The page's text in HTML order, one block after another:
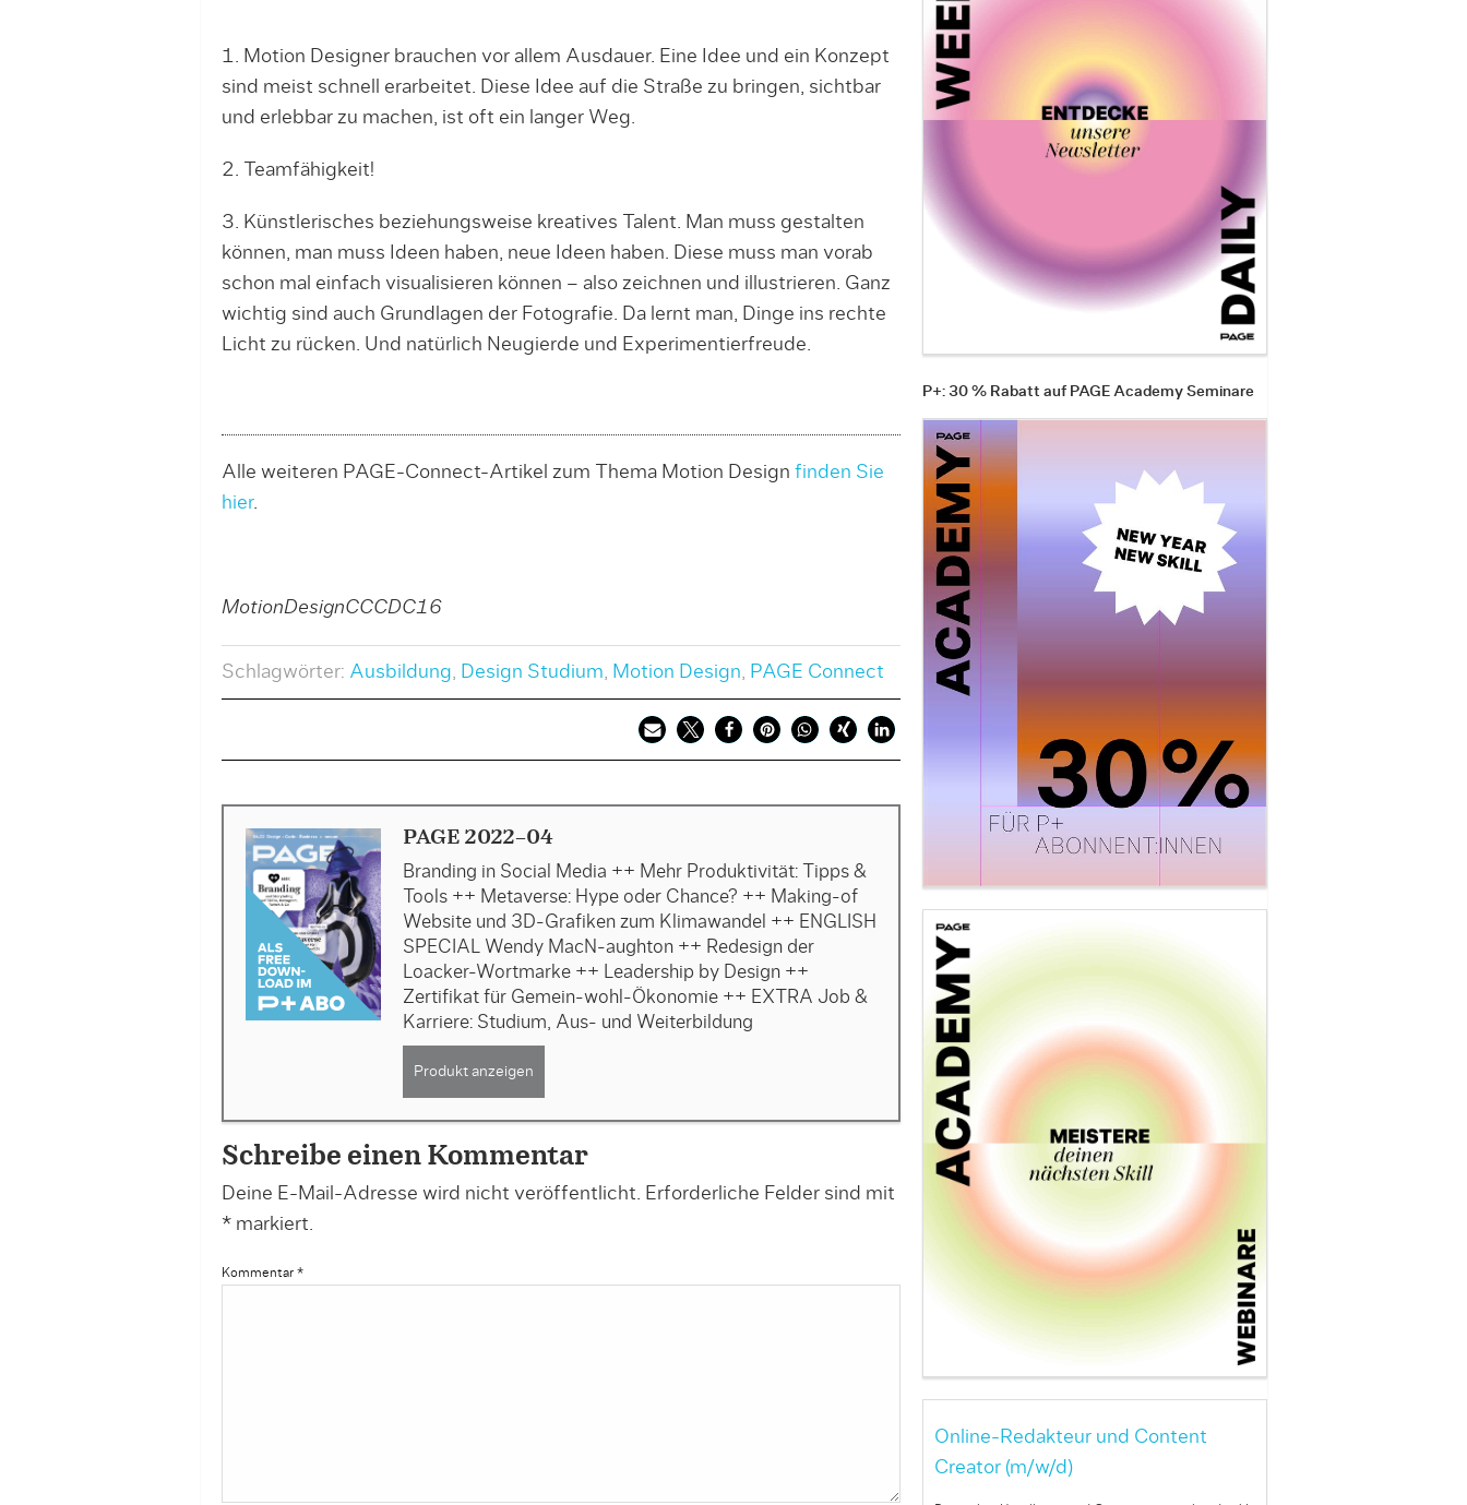
1. Motion Designer brauchen vor allem Ausdauer. Eine Idee und ein Konzept
sind meist schnell erarbeitet. Diese Idee auf die Straße zu bringen, sichtbar
und erlebbar zu machen, ist oft ein langer Weg.
2. Teamfähigkeit!
3. Künstlerisches beziehungsweise kreatives Talent. Man muss gestalten
können, man muss Ideen haben, neue Ideen haben. Diese muss man vorab
schon mal einfach visualisieren können – also zeichnen und illustrieren. Ganz
wichtig sind auch Grundlagen der Fotografie. Da lernt man, Dinge ins rechte
Licht zu rücken. Und natürlich Neugierde und Experimentierfreude.
Alle weiteren PAGE-Connect-Artikel zum Thema Motion Design finden Sie
hier.
MotionDesignCCCDC16
Schlagwörter: Ausbildung, Design Studium, Motion Design, PAGE Connect
PAGE 2022-04
Branding in Social Media ++ Mehr Produktivität: Tipps &
Tools ++ Metaverse: Hype oder Chance? ++ Making-of
Website und 3D-Grafiken zum Klimawandel ++ ENGLISH
SPECIAL Wendy MacN-aughton ++ Redesign der
Loacker-Wortmarke ++ Leadership by Design ++
Zertifikat für Gemein-wohl-Ökonomie ++ EXTRA Job &
Karriere: Studium, Aus- und Weiterbildung
Produkt anzeigen
Schreibe einen Kommentar
Deine E-Mail-Adresse wird nicht veröffentlicht. Erforderliche Felder sind mit
*markiert.
Kommentar *
P+: 30 % Rabatt auf PAGE Academy Seminare
Online-Redakteur und Content
Creator (m/w/d)